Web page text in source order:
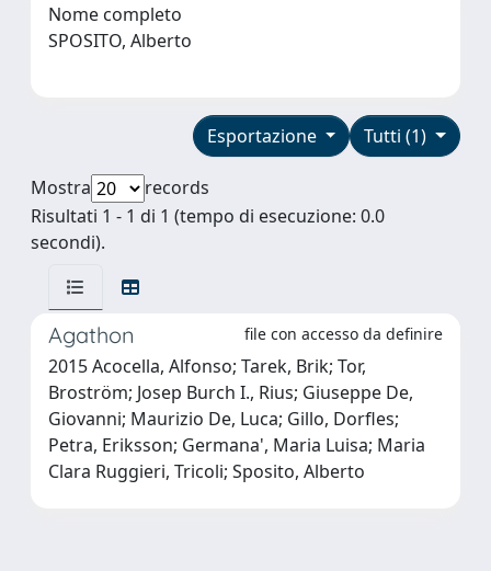
Nome completo
SPOSITO, Alberto
Tutti (1)
Esportazione
Mostra
records
Risultati 1 - 1 di 1 (tempo di esecuzione: 0.0
secondi).
Agathon file con accesso da definire
2015 Acocella, Alfonso; Tarek, Brik; Tor,
Broström; Josep Burch I., Rius; Giuseppe De,
Giovanni; Maurizio De, Luca; Gillo, Dorfles;
Petra, Eriksson; Germana', Maria Luisa; Maria
Clara Ruggieri, Tricoli; Sposito, Alberto